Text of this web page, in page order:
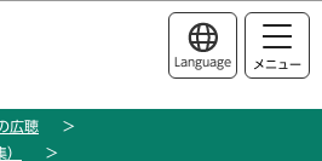
ジの本文へ移動
Language メニュー
広聴